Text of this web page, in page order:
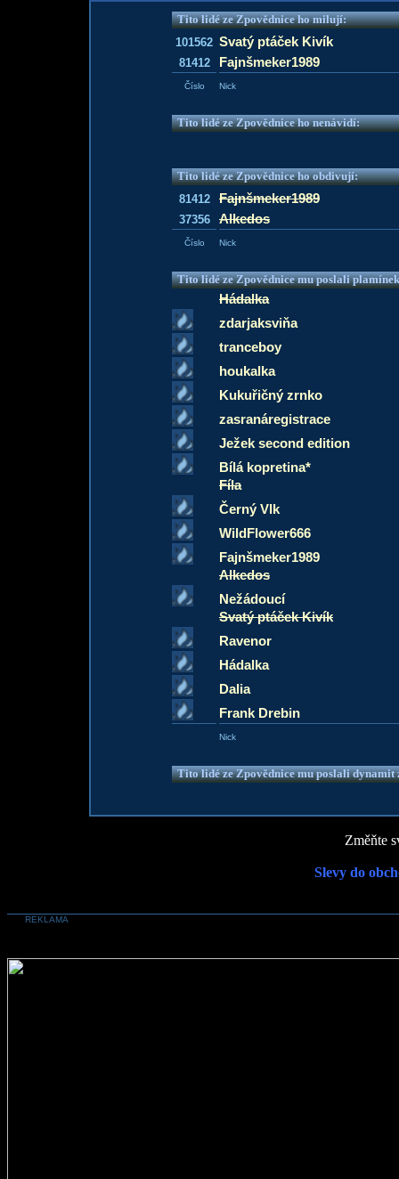
Tito lidé ze Zpovědnice ho milují:
101562 Svatý ptáček Kivík
81412 Fajnšmeker1989
Číslo Nick
Tito lidé ze Zpovědnice ho nenávidí:
Tito lidé ze Zpovědnice ho obdivují:
81412
Fajnšmeker1989
37356 Alkedos
Číslo Nick
Tito lidé ze Zpovědnice mu poslali
Hádalka
zdarjaksviňa
tranceboy
houkalka
Kukuřičný zrnko
zasranáregistrace
Ježek second edition
Bílá kopretina*
Fíla
Černý Vlk
WildFlower666
Fajnšmeker1989
Alkedos
Nežádoucí
Svatý ptáček Kivík
Ravenor
Hádalka
Dalia
Frank Drebin
Nick
Tito lidé ze Zpovědnice mu poslali dynamit
Změňte
Slevy do
REKLAMA